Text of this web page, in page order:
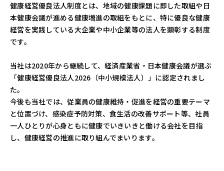
健康経営優良法人制度とは、地域の健康課題に即した取組や日
本健康会議が進める健康増進の取組をもとに、特に優良な健康
経営を実践している大企業や中小企業等の法人を顕彰する制度
です。
当社は2020年から継続して、経済産業省・日本健康会議が選ぶ
「健康経営優良法人2026（中小規模法人）」に認定されまし
た。
今後も当社では、従業員の健康維持・促進を経営の重要テーマ
と位置づけ、感染症予防対策、食生活の改善サポート等、社員
一人ひとりが心身ともに健康でいきいきと働ける会社を目指
し、健康経営の推進に取り組んでまいります。